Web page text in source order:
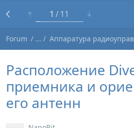
1 11
Forum Аппаратура
Расположение
приемника и
его антенн